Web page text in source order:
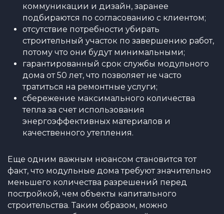
коммуникации и дизайн, заранее
подбираются по согласованию с клиентом;
отсутствие потребности убирать
строительный участок по завершению работ,
потому что они будут минимальными;
гарантированный срок службы модульного
дома от 50 лет, что позволяет не часто
тратиться на ремонтные услуги;
сбережение максимального количества
тепла за счет использования
энергоэффективных материалов и
качественного утепления.
Еще одним важным нюансом становится тот
факт, что модульные дома требуют значительно
меньшего количества разрешений перед
постройкой, чем объекты капитального
строительства. Таким образом, можно